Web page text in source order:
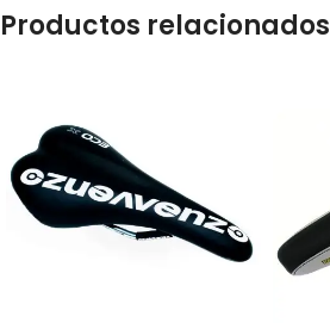
Productos relacionados